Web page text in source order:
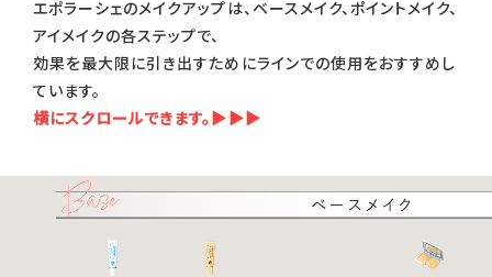
エポラーシェのメイクアップは、ベースメイク、ポイントメイク、
アイメイクの各ステップで、
効果を最大限に引き出すためにラインでの使用をおすすめし
ています。
横にスクロールできます。▶▶▶